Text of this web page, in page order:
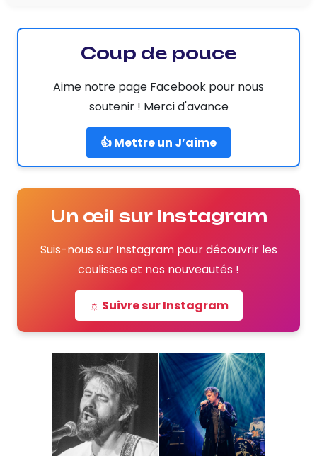
Coup de pouce
Aime notre page Facebook pour nous
soutenir ! Merci d'avance
👍 Mettre un J’aime
Un œil sur Instagram
Suis-nous sur Instagram pour découvrir les
coulisses et nos nouveautés !
☼ Suivre sur Instagram